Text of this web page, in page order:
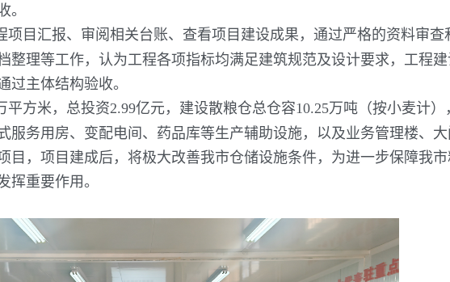
。
目汇报、审阅相关台账、查看项目建设成果，通过严格的资料审查
整理等工作，认为工程各项指标均满足建筑规范及设计要求，工程
过主体结构验收。
平方米，总投资2.99亿元，建设散粮仓总仓容10.25万吨（按小麦计）
服务用房、变配电间、药品库等生产辅助设施，以及业务管理楼、
目，项目建成后，将极大改善我市仓储设施条件，为进一步保障我
挥重要作用。